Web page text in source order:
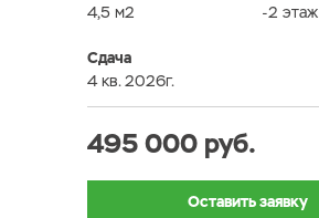
4,5 м2
-2 этаж
Сдача
4 кв. 2026г.
495 000 руб.
Оставить заявку